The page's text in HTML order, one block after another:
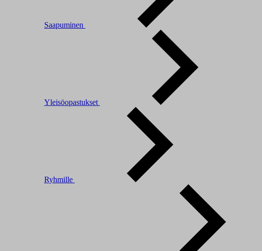
Saapuminen
Yleisöopastukset
Ryhmille